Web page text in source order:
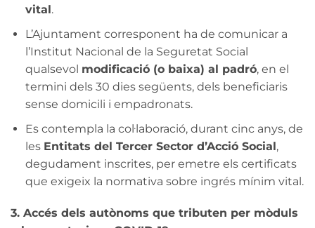
vital .
L’Ajuntament corresponent ha de comunicar a
l’Institut Nacional de la Seguretat Social
qualsevol modificació (o baixa) al padró, en el
termini dels 30 dies següents, dels beneficiaris
sense domicili i empadronats.
Es contempla la col·laboració, durant cinc anys, de
les Entitats del Tercer Sector d’Acció Social,
degudament inscrites, per emetre els certificats
que exigeix la normativa sobre ingrés mínim vital.
3. Accés dels autònoms que tributen per mòduls